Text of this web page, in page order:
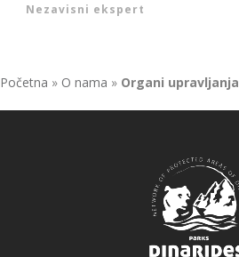
Nezavisni ekspert
Početna » O nama » Organi upravljanja